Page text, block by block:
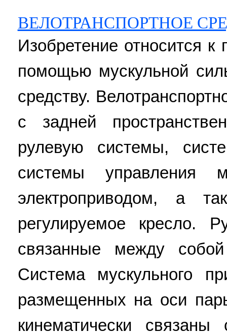
ВЕЛОТРАНСПОРТНОЕ
Изобретение относится
помощью мускульной
средству.
с задней
рулевую системы,
системы управления
электроприводом, а
регулируемое кресло.
связанные между
Система мускульного
размещенных на оси
кинематически